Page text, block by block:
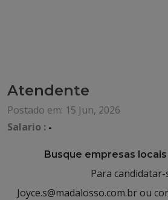
Atendente
Postado em: 15 Jun, 2026
Salario : -
Busque empresas
Para candidatar-
Joyce.s@madalosso.com.br ou